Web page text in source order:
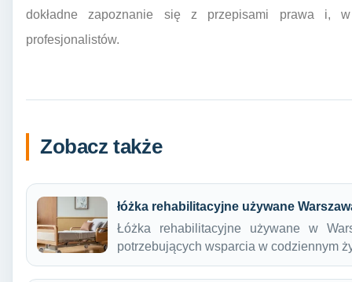
dokładne zapoznanie się z przepisami prawa i,
profesjonalistów.
Zobacz także
łóżka rehabilitacyjne używane
Łóżka rehabilitacyjne używane w
potrzebujących wsparcia w codziennym